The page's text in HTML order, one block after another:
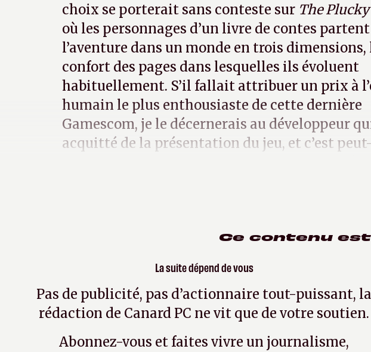
choix se porterait sans conteste sur The
où les personnages d’un livre de contes
l’aventure dans un monde en trois
confort des pages dans lesquelles ils évoluent
habituellement. S’il fallait attribuer un prix à
humain le plus enthousiaste de cette dernière
Gamescom, je le décernerais au développeur
acquitté de la présentation du jeu, et c’est
Ce contenu
La suite dépend de vous
Pas de publicité, pas d’actionnaire tout-puissant, la
rédaction de Canard PC ne vit que de votre soutien.
Abonnez-vous et faites vivre un journalisme,